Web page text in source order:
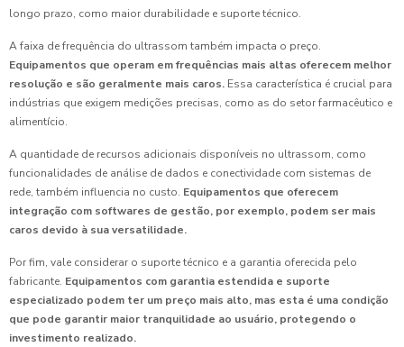
longo prazo, como maior durabilidade e suporte técnico.
A faixa de frequência do ultrassom também impacta o preço.
Equipamentos que operam em frequências mais altas oferecem melhor
resolução e são geralmente mais caros. Essa característica é crucial para
indústrias que exigem medições precisas, como as do setor farmacêutico e
alimentício.
A quantidade de recursos adicionais disponíveis no ultrassom, como
funcionalidades de análise de dados e conectividade com sistemas de
rede, também influencia no custo. Equipamentos que oferecem
integração com softwares de gestão, por exemplo, podem ser mais
caros devido à sua versatilidade.
Por fim, vale considerar o suporte técnico e a garantia oferecida pelo
fabricante. Equipamentos com garantia estendida e suporte
especializado podem ter um preço mais alto, mas esta é uma condição
que pode garantir maior tranquilidade ao usuário, protegendo o
investimento realizado.